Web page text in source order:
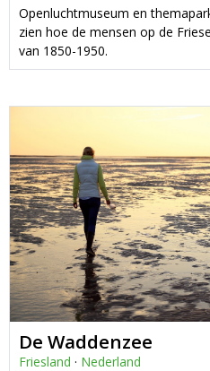
Openluchtmuseum en
zien hoe de mensen op de
van 1850-1950.
De Waddenzee
Friesland · Nederland